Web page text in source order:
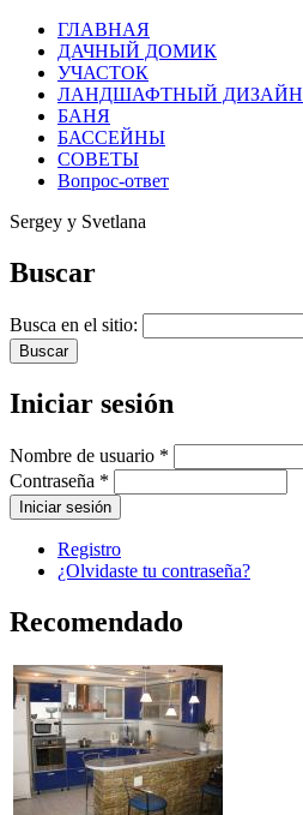
ГЛАВНАЯ
ДАЧНЫЙ ДОМИК
УЧАСТОК
ЛАНДШАФТНЫЙ ДИЗАЙН
БАНЯ
БАССЕЙНЫ
СОВЕТЫ
Вопрос-ответ
Sergey y Svetlana
Buscar
Busca en el sitio:
Iniciar sesión
Nombre de usuario *
Contraseña *
Registro
¿Olvidaste tu contraseña?
Recomendado